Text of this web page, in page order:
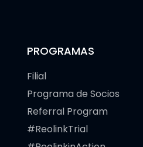
PROGRAMAS
Filial
Programa de Socios
Referral Program
#ReolinkTrial